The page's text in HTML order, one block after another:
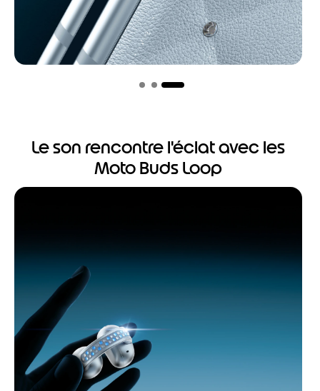
Le son rencontre l'éclat avec les
Moto Buds Loop